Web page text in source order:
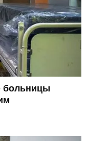
больницы